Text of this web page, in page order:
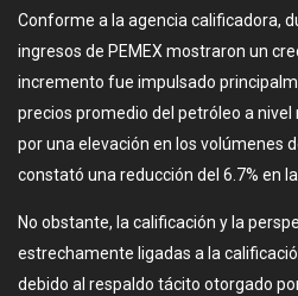
Conforme a la agencia calificadora,
ingresos de PEMEX mostraron un
incremento fue impulsado
precios promedio del petróleo a
por una elevación en los volúmenes
constató una reducción del 6.7% en
No obstante, la calificación y la
estrechamente ligadas a la
debido al respaldo tácito otorgado